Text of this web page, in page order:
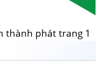
thành phát trang 1